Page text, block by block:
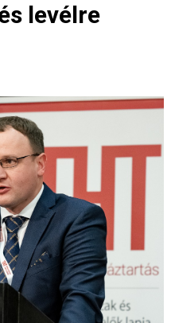
levélre